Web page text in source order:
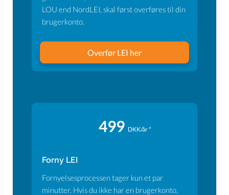
LOU end NordLEI, skal først overføres til din
brugerkonto.
Overfør LEI her
499 DKK/år *
Forny LEI
Fornyelsesprocessen tager kun et par
minutter. Hvis du ikke har en brugerkonto,